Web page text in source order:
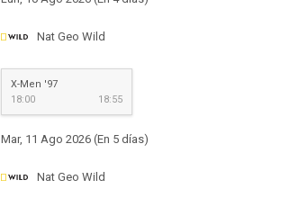
Nat Geo Wild
X-Men '97
18:00
18:55
Mar, 11 Ago 2026 (En 5 días)
Nat Geo Wild